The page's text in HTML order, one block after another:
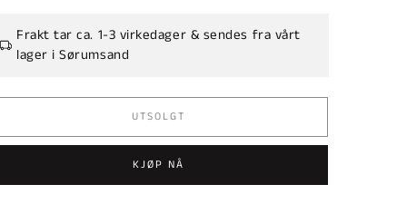
Frakt tar ca. 1-3 virkedager & sendes fra vårt
lager i Sørumsand
UTSOLGT
KJØP NÅ